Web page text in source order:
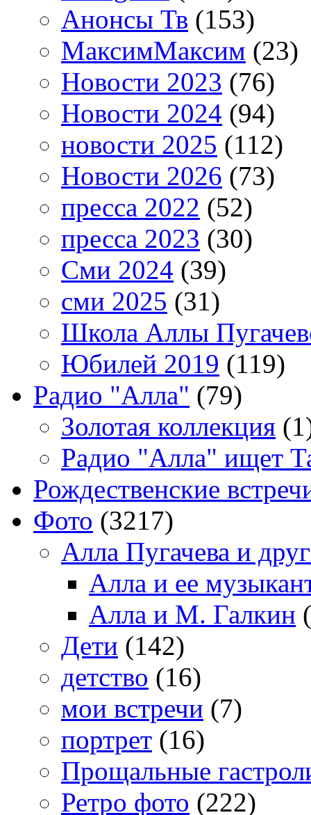
Анонсы Тв (153)
МаксимМаксим (23)
Новости 2023 (76)
Новости 2024 (94)
новости 2025 (112)
Новости 2026 (73)
пресса 2022 (52)
пресса 2023 (30)
Сми 2024 (39)
сми 2025 (31)
Школа Аллы
Юбилей 2019 (119)
Радио "Алла" (79)
Золотая коллекция
Радио "Алла" ищет
Рождественские
Фото (3217)
Алла Пугачева и
Алла и ее
Алла и М. Галкин
Дети (142)
детство (16)
мои встречи (7)
портрет (16)
Прощальные
Ретро фото (222)